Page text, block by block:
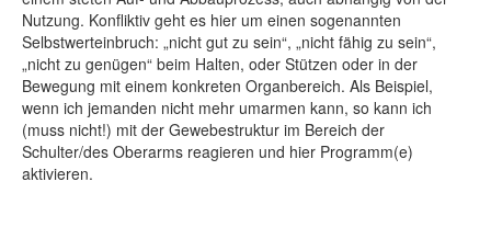
Nutzung. Konfliktiv geht es hier um einen sogenannten
Selbstwerteinbruch: „nicht gut zu sein“, „nicht fähig zu sein“,
„nicht zu genügen“ beim Halten, oder Stützen oder in der
Bewegung mit einem konkreten Organbereich. Als Beispiel,
wenn ich jemanden nicht mehr umarmen kann, so kann ich
(muss nicht!) mit der Gewebestruktur im Bereich der
Schulter/des Oberarms reagieren und hier Programm(e)
aktivieren.